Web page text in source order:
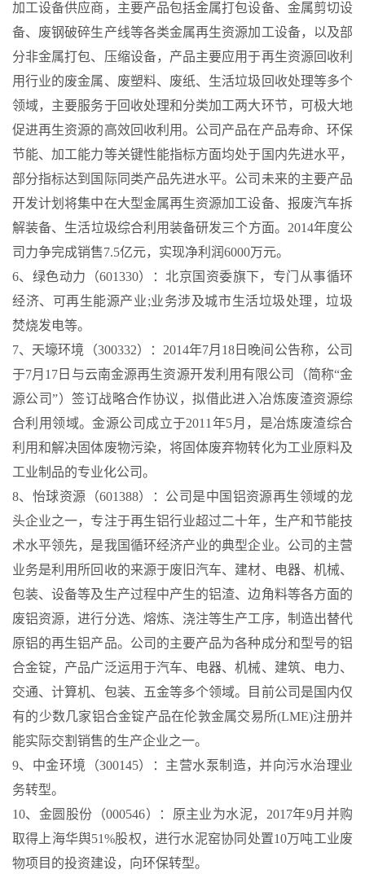
加工设备供应商，主要产品包括金属打包设备、金属剪切设
备、废钢破碎生产线等各类金属再生资源加工设备，以及部
分非金属打包、压缩设备，产品主要应用于再生资源回收利
用行业的废金属、废塑料、废纸、生活垃圾回收处理等多个
领域，主要服务于回收处理和分类加工两大环节，可极大地
促进再生资源的高效回收利用。公司产品在产品寿命、环保
节能、加工能力等关键性能指标方面均处于国内先进水平，
部分指标达到国际同类产品先进水平。公司未来的主要产品
开发计划将集中在大型金属再生资源加工设备、报废汽车拆
解装备、生活垃圾综合利用装备研发三个方面。2014年度公
司力争完成销售7.5亿元，实现净利润6000万元。
6、绿色动力（601330）：北京国资委旗下，专门从事循环
经济、可再生能源产业;业务涉及城市生活垃圾处理，垃圾
焚烧发电等。
7、天壕环境（300332）：2014年7月18日晚间公告称，公司
于7月17日与云南金源再生资源开发利用有限公司（简称“金
源公司”）签订战略合作协议，拟借此进入冶炼废渣资源综
合利用领域。金源公司成立于2011年5月，是冶炼废渣综合
利用和解决固体废物污染，将固体废弃物转化为工业原料及
工业制品的专业化公司。
8、怡球资源（601388）：公司是中国铝资源再生领域的龙
头企业之一，专注于再生铝行业超过二十年，生产和节能技
术水平领先，是我国循环经济产业的典型企业。公司的主营
业务是利用所回收的来源于废旧汽车、建材、电器、机械、
包装、设备等及生产过程中产生的铝渣、边角料等各方面的
废铝资源，进行分选、熔炼、浇注等生产工序，制造出替代
原铝的再生铝产品。公司的主要产品为各种成分和型号的铝
合金锭，产品广泛运用于汽车、电器、机械、建筑、电力、
交通、计算机、包装、五金等多个领域。目前公司是国内仅
有的少数几家铝合金锭产品在伦敦金属交易所(LME)注册并
能实际交割销售的生产企业之一。
9、中金环境（300145）：主营水泵制造，并向污水治理业
务转型。
10、金圆股份（000546）：原主业为水泥，2017年9月并购
取得上海华舆51%股权，进行水泥窑协同处置10万吨工业废
物项目的投资建设，向环保转型。